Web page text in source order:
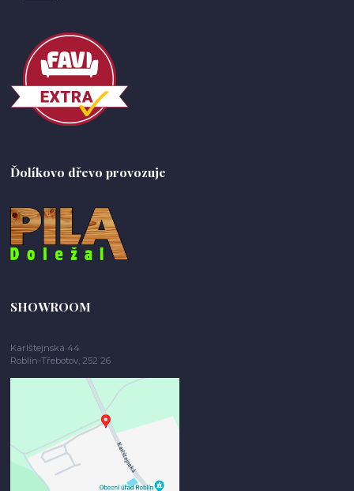
Ďolíkovo dřevo provozuje
SHOWROOM
Karlštejnská 44
Roblín-Třebotov, 252 26